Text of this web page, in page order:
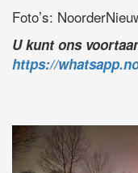
Foto’s:
U kunt ons
https://